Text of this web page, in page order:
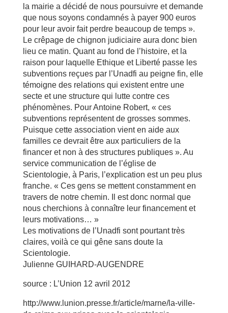
la mairie a décidé de nous poursuivre et demande
que nous soyons condamnés à payer 900 euros
pour leur avoir fait perdre beaucoup de temps ».
Le crêpage de chignon judiciaire aura donc bien
lieu ce matin. Quant au fond de l’histoire, et la
raison pour laquelle Ethique et Liberté passe les
subventions reçues par l’Unadfi au peigne fin, elle
témoigne des relations qui existent entre une
secte et une structure qui lutte contre ces
phénomènes. Pour Antoine Robert, « ces
subventions représentent de grosses sommes.
Puisque cette association vient en aide aux
familles ce devrait être aux particuliers de la
financer et non à des structures publiques ». Au
service communication de l’église de
Scientologie, à Paris, l’explication est un peu plus
franche. « Ces gens se mettent constamment en
travers de notre chemin. Il est donc normal que
nous cherchions à connaître leur financement et
leurs motivations… »
Les motivations de l’Unadfi sont pourtant très
claires, voilà ce qui gêne sans doute la
Scientologie.
Julienne GUIHARD-AUGENDRE
source : L’Union 12 avril 2012
http://www.lunion.presse.fr/article/marne/la-ville-